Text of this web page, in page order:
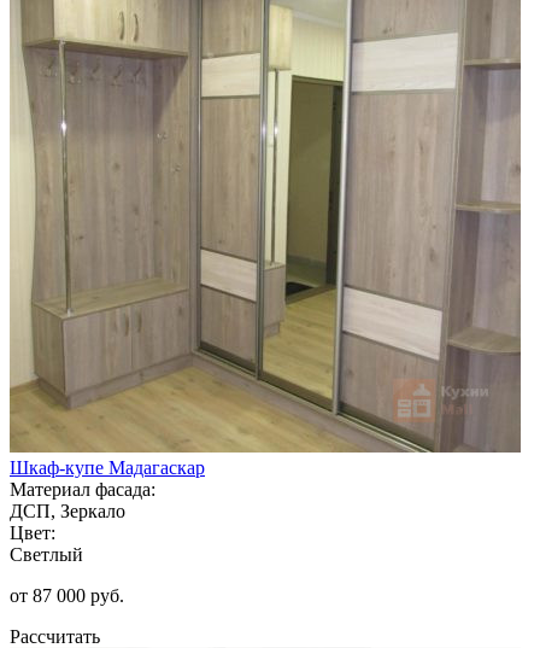
Шкаф-купе Мадагаскар
Материал фасада:
ДСП, Зеркало
Цвет:
Светлый
от 87 000 руб.
Рассчитать